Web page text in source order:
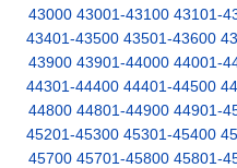
43000 43001-43100 43101-
43401-43500 43501-43600
43900 43901-44000 44001-
44301-44400 44401-44500
44800 44801-44900 44901-
45201-45300 45301-45400
45700 45701-45800 45801-